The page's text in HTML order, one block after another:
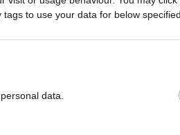
to use your data for below
data.